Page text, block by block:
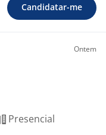
Candidatar-me
Ontem
Presencial